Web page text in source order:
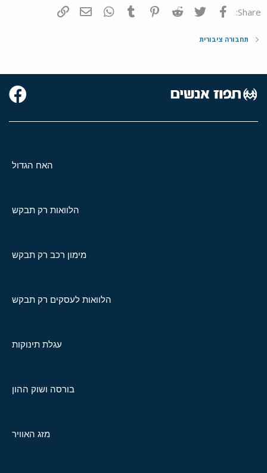
Share: פייסבוק Twitter
Reddit
Pinterest
Tumblr
WhatsAppדואר אלקטרוני
תחבורה ציבורית
האח הגדול
הלוואות רק תבקש
מימון רכב רק תבקש
הלוואות לעסקים רק תבקש
עגלת תינוקות
בורסה ושוק ההון
מזג האוויר